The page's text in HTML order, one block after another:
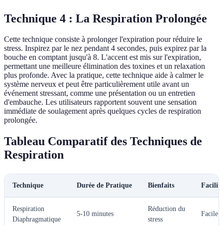
Technique 4 : La Respiration Prolongée
Cette technique consiste à prolonger l'expiration pour réduire le
stress. Inspirez par le nez pendant 4 secondes, puis expirez par la
bouche en comptant jusqu'à 8. L'accent est mis sur l'expiration,
permettant une meilleure élimination des toxines et un relaxation
plus profonde. Avec la pratique, cette technique aide à calmer le
système nerveux et peut être particulièrement utile avant un
événement stressant, comme une présentation ou un entretien
d'embauche. Les utilisateurs rapportent souvent une sensation
immédiate de soulagement après quelques cycles de respiration
prolongée.
Tableau Comparatif des Techniques de
Respiration
Technique Durée de Pratique Bienfaits
Respiration
Diaphragmatique
5-10 minutes
Réduction du
stress
Facile